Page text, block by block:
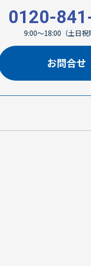
0120-
9:00～18:00（土日祝
お問合せ